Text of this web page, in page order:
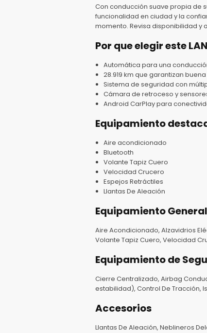
Con conducción suave propia de
funcionalidad en ciudad y la
momento. Revisa disponibilidad y
Por que elegir este
Automática para una
28.919 km que garantizan
Sistema de seguridad con
Cámara de retroceso y
Android CarPlay para
Equipamiento
Aire acondicionado
Bluetooth
Volante Tapiz Cuero
Velocidad Crucero
Espejos Retráctiles
Llantas De Aleación
Equipamiento General
Aire Acondicionado, Alzavidrios
Volante Tapiz Cuero, Velocidad
Equipamiento de
Cierre Centralizado, Airbag
estabilidad), Control De Tracción,
Accesorios
Llantas De Aleación, Neblineros